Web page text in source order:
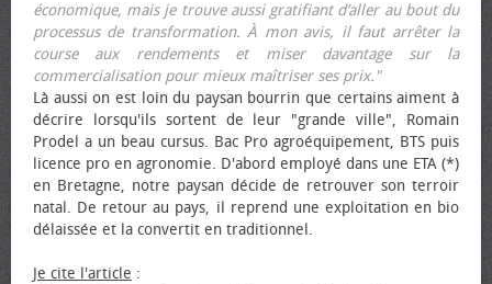
économique, mais je trouve aussi gratifiant d’aller au bout du
processus de transformation. À mon avis, il faut arrêter la
course aux rendements et miser davantage sur la
commercialisation pour mieux maîtriser ses prix."
Là aussi on est loin du paysan bourrin que certains aiment à
décrire lorsqu'ils sortent de leur "grande ville", Romain
Prodel a un beau cursus. Bac Pro agroéquipement, BTS puis
licence pro en agronomie. D'abord employé dans une ETA (*)
en Bretagne, notre paysan décide de retrouver son terroir
natal. De retour au pays, il reprend une exploitation en bio
délaissée et la convertit en traditionnel.
Je cite l'article :